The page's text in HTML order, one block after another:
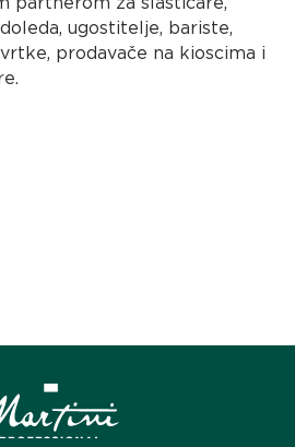
ugostitelje, bariste,
prodavače na kioscima i